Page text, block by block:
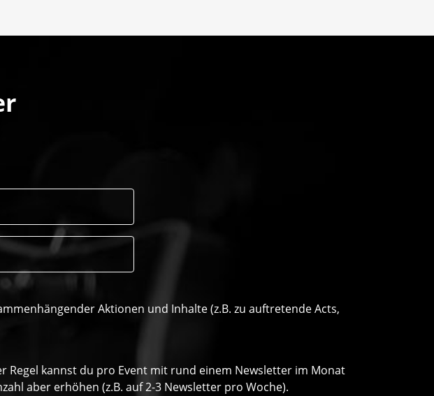
Aktionen und Inhalte (z.B. zu auftretende Acts,
Regel kannst du pro Event mit rund einem Newsletter im Monat
aber erhöhen (z.B. auf 2-3 Newsletter pro Woche).